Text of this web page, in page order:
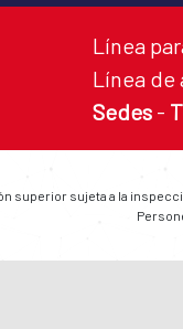
Línea
Línea de
Sedes -
superior sujeta a la